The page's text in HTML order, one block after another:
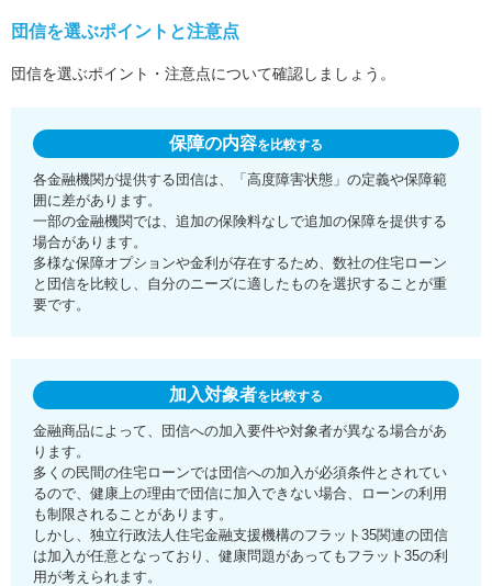
団信を選ぶポイントと注意点
団信を選ぶポイント・注意点について確認しましょう。
保障の内容を比較する
各金融機関が提供する団信は、「高度障害状態」の定義や保障範
囲に差があります。
一部の金融機関では、追加の保険料なしで追加の保障を提供する
場合があります。
多様な保障オプションや金利が存在するため、数社の住宅ローン
と団信を比較し、自分のニーズに適したものを選択することが重
要です。
加入対象者を比較する
金融商品によって、団信への加入要件や対象者が異なる場合があ
ります。
多くの民間の住宅ローンでは団信への加入が必須条件とされてい
るので、健康上の理由で団信に加入できない場合、ローンの利用
も制限されることがあります。
しかし、独立行政法人住宅金融支援機構のフラット35関連の団信
は加入が任意となっており、健康問題があってもフラット35の利
用が考えられます。